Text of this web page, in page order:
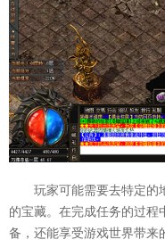
玩家可能需要去特定的
的宝藏。在完成任务的过程
备，还能享受游戏世界带来